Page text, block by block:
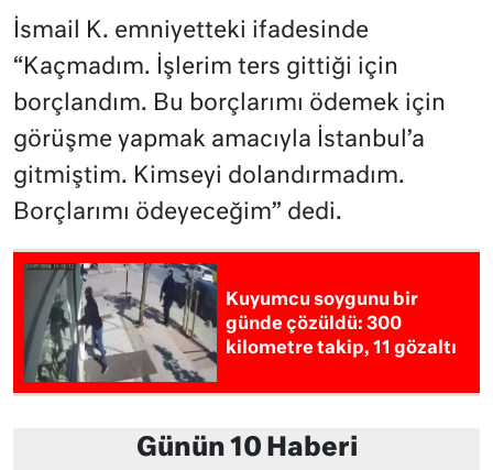
İsmail K. emniyetteki ifadesinde
“Kaçmadım. İşlerim ters gittiği için
borçlandım. Bu borçlarımı ödemek için
görüşme yapmak amacıyla İstanbul’a
gitmiştim. Kimseyi dolandırmadım.
Borçlarımı ödeyeceğim” dedi.
Kuyumcu soygunu bir
günde çözüldü: 300
kilometre takip, 11 gözaltı
Günün 10 Haberi